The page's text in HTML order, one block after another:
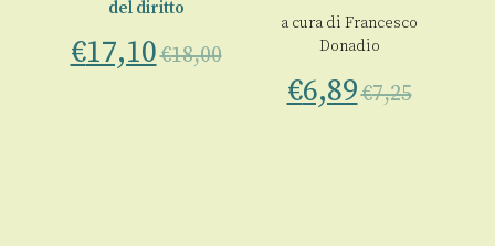
del diritto
€17,10€18,00
a cura di Francesco
Donadio
€6,89€7,25